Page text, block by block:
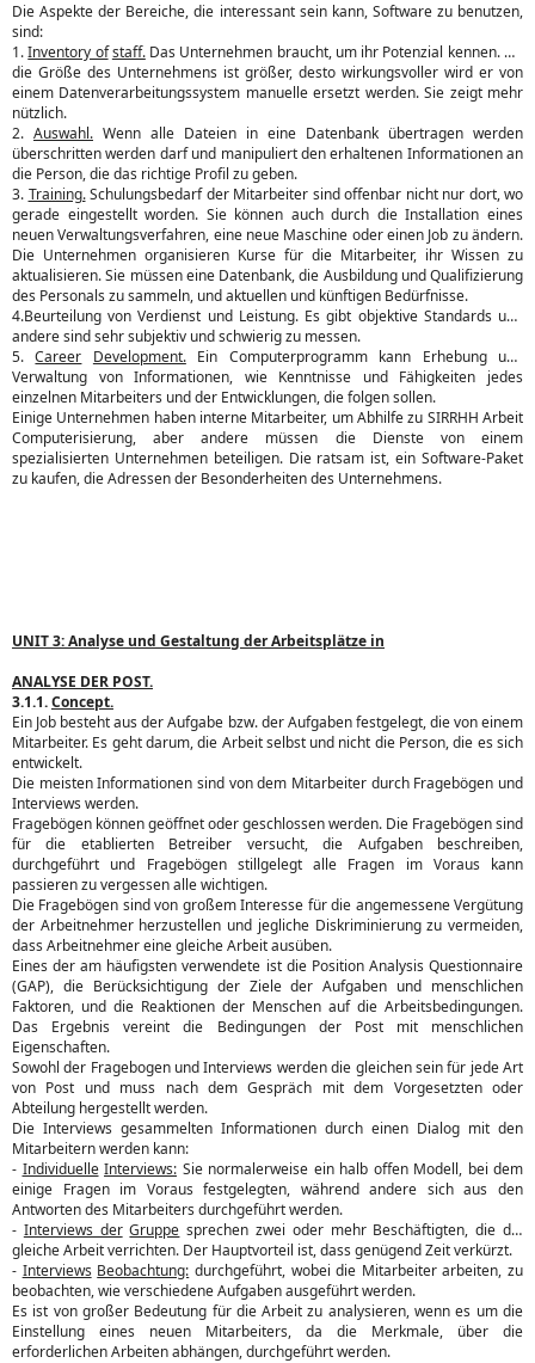
Die Aspekte der Bereiche, die interessant sein kann, Software zu benutzen,
sind:
1.Inventory of staff.Das Unternehmen braucht, um ihr Potenzial kennen. Da
die Größe des Unternehmens ist größer, desto wirkungsvoller wird er von
einem Datenverarbeitungssystem manuelle ersetzt werden. Sie zeigt mehr
nützlich.
2. Auswahl. Wenn alle Dateien in eine Datenbank übertragen werden
überschritten werden darf und manipuliert den erhaltenen Informationen an
die Person, die das richtige Profil zu geben.
3. Training.Schulungsbedarf der Mitarbeiter sind offenbar nicht nur dort, wo
gerade eingestellt worden. Sie können auch durch die Installation eines
neuen Verwaltungsverfahren, eine neue Maschine oder einen Job zu ändern.
Die Unternehmen organisieren Kurse für die Mitarbeiter, ihr Wissen zu
aktualisieren. Sie müssen eine Datenbank, die Ausbildung und Qualifizierung
des Personals zu sammeln, und aktuellen und künftigen Bedürfnisse.
4.Beurteilung von Verdienst und Leistung. Es gibt objektive Standards und
andere sind sehr subjektiv und schwierig zu messen.
5. Career Development.Ein Computerprogramm kann Erhebung und
Verwaltung von Informationen, wie Kenntnisse und Fähigkeiten jedes
einzelnen Mitarbeiters und der Entwicklungen, die folgen sollen.
Einige Unternehmen haben interne Mitarbeiter, um Abhilfe zu SIRRHH Arbeit
Computerisierung, aber andere müssen die Dienste von einem
spezialisierten Unternehmen beteiligen. Die ratsam ist, ein Software-Paket
zu kaufen, die Adressen der Besonderheiten des Unternehmens.
UNIT 3: Analyse und Gestaltung der Arbeitsplätze in
ANALYSE DER POST.
3.1.1.Concept.
Ein Job besteht aus der Aufgabe bzw. der Aufgaben festgelegt, die von einem
Mitarbeiter. Es geht darum, die Arbeit selbst und nicht die Person, die es sich
entwickelt.
Die meisten Informationen sind von dem Mitarbeiter durch Fragebögen und
Interviews werden.
Fragebögen können geöffnet oder geschlossen werden. Die Fragebögen sind
für die etablierten Betreiber versucht, die Aufgaben beschreiben,
durchgeführt und Fragebögen stillgelegt alle Fragen im Voraus kann
passieren zu vergessen alle wichtigen.
Die Fragebögen sind von großem Interesse für die angemessene Vergütung
der Arbeitnehmer herzustellen und jegliche Diskriminierung zu vermeiden,
dass Arbeitnehmer eine gleiche Arbeit ausüben.
Eines der am häufigsten verwendete ist die Position Analysis Questionnaire
(GAP), die Berücksichtigung der Ziele der Aufgaben und menschlichen
Faktoren, und die Reaktionen der Menschen auf die Arbeitsbedingungen.
Das Ergebnis vereint die Bedingungen der Post mit menschlichen
Eigenschaften.
Sowohl der Fragebogen und Interviews werden die gleichen sein für jede Art
von Post und muss nach dem Gespräch mit dem Vorgesetzten oder
Abteilung hergestellt werden.
Die Interviews gesammelten Informationen durch einen Dialog mit den
Mitarbeitern werden kann:
- Individuelle Interviews: Sie normalerweise ein halb offen Modell, bei dem
einige Fragen im Voraus festgelegten, während andere sich aus den
Antworten des Mitarbeiters durchgeführt werden.
- Interviews der Gruppe sprechen zwei oder mehr Beschäftigten, die die
gleiche Arbeit verrichten. Der Hauptvorteil ist, dass genügend Zeit verkürzt.
- Interviews Beobachtung: durchgeführt, wobei die Mitarbeiter arbeiten, zu
beobachten, wie verschiedene Aufgaben ausgeführt werden.
Es ist von großer Bedeutung für die Arbeit zu analysieren, wenn es um die
Einstellung eines neuen Mitarbeiters, da die Merkmale, über die
erforderlichen Arbeiten abhängen, durchgeführt werden.